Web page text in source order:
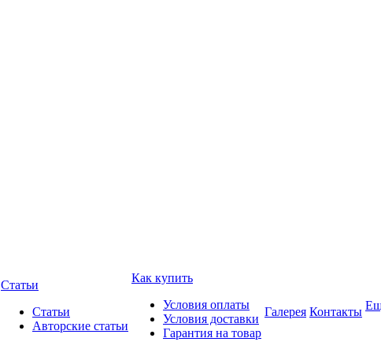
Статьи
Статьи
Авторские статьи
Как купить
Условия оплаты
Условия доставки
Гарантия на товар
Галерея Контакты